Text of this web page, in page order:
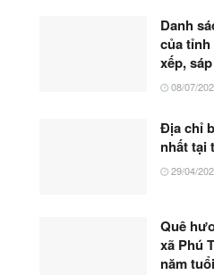
Danh
của tỉnh
xếp,
08/07/
Địa chỉ
nhất tại
29/04/
Quê
xã Phú
năm tuổi